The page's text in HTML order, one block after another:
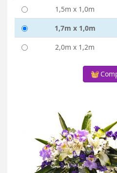
1,5m x 1,0m
1,7m x 1,0m
2,0m x 1,2m